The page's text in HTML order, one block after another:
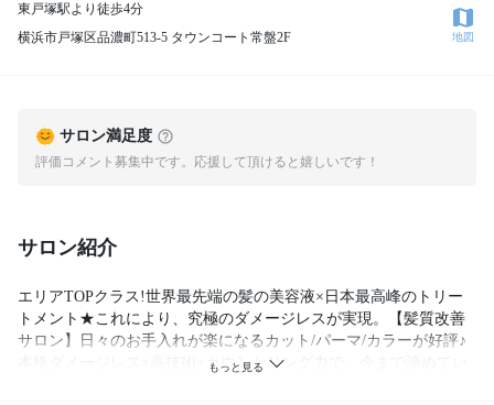
東戸塚駅より徒歩4分
横浜市戸塚区品濃町513-5 タウンコート常盤2F
地図
サロン満足度
評価コメント募集中です。応援して頂けると嬉しいです！
サロン紹介
エリアTOPクラス!世界最先端の髪の美容液×日本最高峰のトリー
トメント★これにより、究極のダメージレスが実現。【髪質改善
サロン】日々のお手入れが楽になるカット/パーマ/カラーが好評♪
本格ダメージレス×高技術×カウンセリング力で、今まで諦めてい